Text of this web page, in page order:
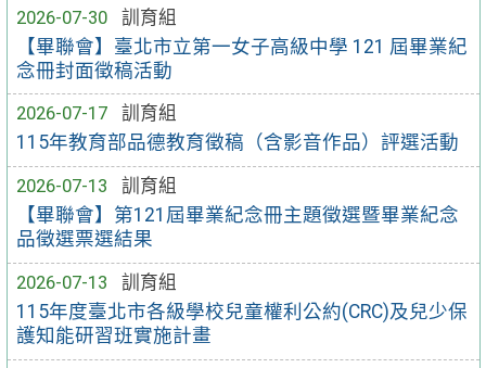
2026-07-30
訓育組
【畢聯會】臺北市立第一女子高級中學 121 屆畢業紀
念冊封面徵稿活動
2026-07-17
訓育組
115年教育部品德教育徵稿（含影音作品）評選活動
2026-07-13
訓育組
【畢聯會】第121屆畢業紀念冊主題徵選暨畢業紀念
品徵選票選結果
2026-07-13
訓育組
115年度臺北市各級學校兒童權利公約(CRC)及兒少保
護知能研習班實施計畫